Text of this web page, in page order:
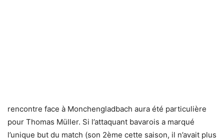
rencontre face à Monchengladbach aura été particulière
pour Thomas Müller. Si l’attaquant bavarois a marqué
l’unique but du match (son 2ème cette saison, il n’avait plus